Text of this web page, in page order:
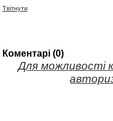
Твітнути
Коментарі (0)
Для можливості